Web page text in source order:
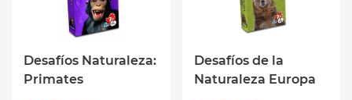
Desafíos Naturaleza:
Primates
Desafíos de la
Naturaleza Europa